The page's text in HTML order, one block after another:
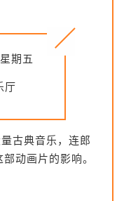
期五
厅
古典音乐，连郎
动画片的影响。